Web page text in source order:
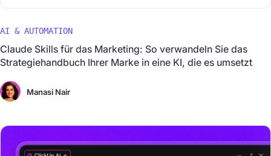
AI & AUTOMATION
Claude Skills für das Marketing: So verwandeln Sie das
Strategiehandbuch Ihrer Marke in eine KI, die es umsetzt
Manasi Nair